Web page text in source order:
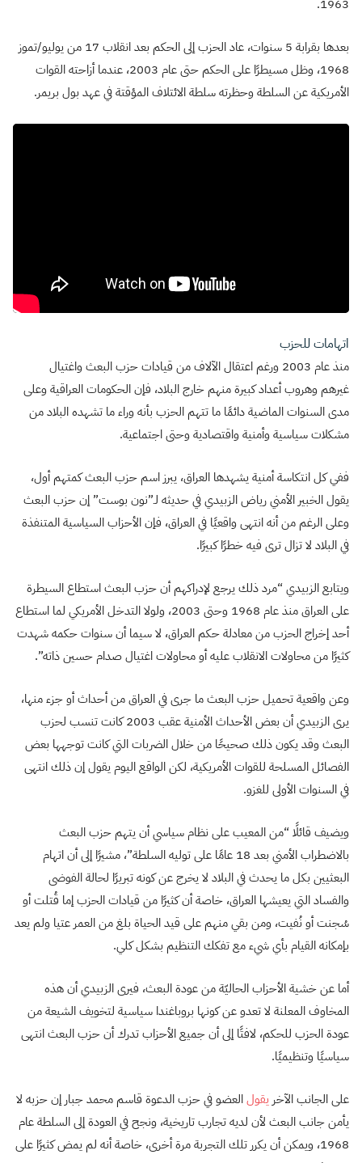
1963.
بعدها بقرابة 5 سنوات، عاد الحزب إلى الحكم بعد انقلاب 17 من يوليو/تموز
1968، وظل مسيطرًا على الحكم حتى عام 2003، عندما أزاحته القوات
الأمريكية عن السلطة وحظرته سلطة الائتلاف المؤقتة في عهد بول بريمر.
اتهامات للحزب
منذ عام 2003 ورغم اعتقال الآلاف من قيادات حزب البعث واغتيال
غيرهم وهروب أعداد كبيرة منهم خارج البلاد، فإن الحكومات العراقية وعلى
مدى السنوات الماضية دائمًا ما تتهم الحزب بأنه وراء ما تشهده البلاد من
مشكلات سياسية وأمنية واقتصادية وحتى اجتماعية.
ففي كل انتكاسة أمنية يشهدها العراق، يبرز اسم حزب البعث كمتهم أول،
يقول الخبير الأمني رياض الزبيدي في حديثه لـ”نون بوست” إن حزب البعث
وعلى الرغم من أنه انتهى واقعيًا في العراق، فإن الأحزاب السياسية المتنفذة
في البلاد لا تزال ترى فيه خطرًا كبيرًا.
ويتابع الزبيدي “مرد ذلك يرجع لإدراكهم أن حزب البعث استطاع السيطرة
على العراق منذ عام 1968 وحتى 2003، ولولا التدخل الأمريكي لما استطاع
أحد إخراج الحزب من معادلة حكم العراق، لا سيما أن سنوات حكمه شهدت
كثيرًا من محاولات الانقلاب عليه أو محاولات اغتيال صدام حسين ذاته”.
وعن واقعية تحميل حزب البعث ما جرى في العراق من أحداث أو جزء منها،
يرى الزبيدي أن بعض الأحداث الأمنية عقب 2003 كانت تنسب لحزب
البعث وقد يكون ذلك صحيحًا من خلال الضربات التي كانت توجهها بعض
الفصائل المسلحة للقوات الأمريكية، لكن الواقع اليوم يقول إن ذلك انتهى
في السنوات الأولى للغزو.
ويضيف قائلًا “من المعيب على نظام سياسي أن يتهم حزب البعث
بالاضطراب الأمني بعد 18 عامًا على توليه السلطة”، مشيرًا إلى أن اتهام
البعثيين بكل ما يحدث في البلاد لا يخرج عن كونه تبريرًا لحالة الفوضى
والفساد التي يعيشها العراق، خاصة أن كثيرًا من قيادات الحزب إما قُتلت أو
سُجنت أو نُفيت، ومن بقي منهم على قيد الحياة بلغ من العمر عتيا ولم يعد
بإمكانه القيام بأي شيء مع تفكك التنظيم بشكل كلي.
أما عن خشية الأحزاب الحاليّة من عودة البعث، فيرى الزبيدي أن هذه
المخاوف المعلنة لا تعدو عن كونها بروباغندا سياسية لتخويف الشيعة من
عودة الحزب للحكم، لافتًا إلى أن جميع الأحزاب تدرك أن حزب البعث انتهى
سياسيًا وتنظيميًا.
على الجانب الآخر يقولالعضو في حزب الدعوة قاسم محمد جبار إن حزبه لا
يأمن جانب البعث لأن لديه تجارب تاريخية، ونجح في العودة إلى السلطة عام
1968، ويمكن أن يكرر تلك التجربة مرة أخرى، خاصة أنه لم يمض كثيرًا على